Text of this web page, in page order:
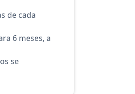
de cada
6 meses, a
se